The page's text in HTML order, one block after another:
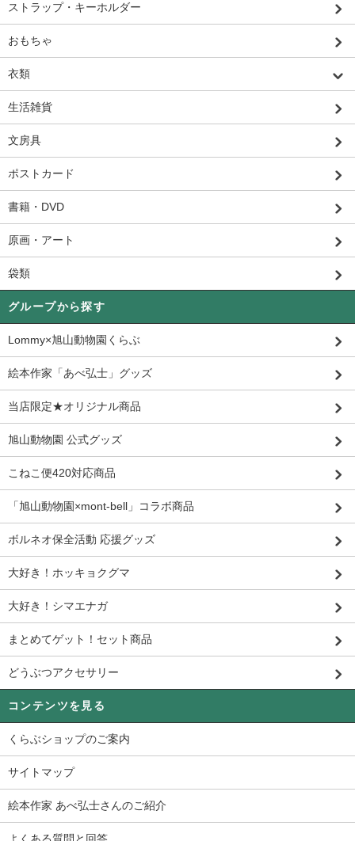
ストラップ・キーホルダー
おもちゃ
衣類
生活雑貨
文房具
ポストカード
書籍・DVD
原画・アート
袋類
グループから探す
Lommy×旭山動物園くらぶ
絵本作家「あべ弘士」グッズ
当店限定★オリジナル商品
旭山動物園 公式グッズ
こねこ便420対応商品
「旭山動物園×mont-bell」コラボ商品
ボルネオ保全活動 応援グッズ
大好き！ホッキョクグマ
大好き！シマエナガ
まとめてゲット！セット商品
どうぶつアクセサリー
コンテンツを見る
くらぶショップのご案内
サイトマップ
絵本作家 あべ弘士さんのご紹介